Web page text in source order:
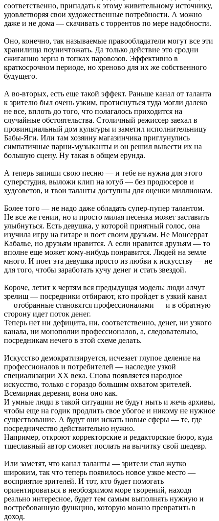
соответственно, припадать к этому живительному источнику,
удовлетворяя свои художественные потребности. А можно
даже и не дома — скачивать с торрентов по мере надобности.
Оно, конечно, так называемые правообладатели могут все эти
хранилища поуничтожать. Да только действие это сродни
сжиганию зерна в топках паровозов. Эффективно в
краткосрочном периоде, но хреново для их же собственного
будущего.
А во-вторых, есть еще такой эффект. Раньше канал от таланта
к зрителю был очень узким, протиснуться туда могли далеко
не все, вплоть до того, что полагалось приходится на
случайные обстоятельства. Столичный режиссер заехал в
провинциальный дом культуры и заметил исполнительницу
Бабы-Яги. Или там хозяину магазинчика приглунулись
симпатичные парни-музыканты и он решил вывести их на
большую сцену. Ну такая в общем ерунда.
А теперь запиши свою песню — и тебе не нужна для этого
суперстудия, выложи клип на ютуб — без продюсеров и
худсоветов, и твои таланты доступны для оценки миллионам.
Более того — не надо даже обладать супер-пупер талантом.
Не все же гении, но и просто милая песенка может заставить
улыбнуться. Есть девушка, у которой приятный голос, она
изучила игру на гитаре и поет своим друзьям. Не Монсеррат
Кабалье, но друзьям нравится. А если нравится друзьям — то
вполне еще может кому-нибудь понравится. Людей на земле
много. И поет эта девушка просто из любви к искусству — не
для того, чтобы заработать кучу денег и стать звездой.
Короче, летит к чертям вся предыдущая модель: люди алчут
зрелищ — посредники отбирают, кто пройдет в узкий канал
— отобранные становятся профессионалами — и в обратную
сторону идет поток денег.
Теперь нет ни дефицита, ни, соответственно, денег, ни узкого
канала, ни монополии профессионалов, а, следовательно,
посредникам нечего в этой схеме делать.
Искусство демократизируется, исчезает глупое деление на
профессионалов и потребителей — наследие узкой
специализации XX века. Снова появляется народное
искусство, только с гораздо большим охватом зрителей.
Всемирная деревня, вона оно как.
И умные люди в такой ситуации не будут ныть и жечь архивы,
чтобы еще на годик продлить свое убогое и никому не нужное
существование. А будут они искать новые сферы — те, где
посредничество действительно нужно.
Например, откроют корректорские и редакторские бюро, куда
тщеславный автор сможет послать на вычитку свой шедевр.
Или заметят, что канал таланты — зрители стал жутко
широким, так что теперь появилось новое узкое место —
восприятие зрителей. И тот, кто будет помогать
ориентироваться в необозримом море творений, находя
реально интересное, будет тем самым выполнять нужную и
востребованную функцию, которую можно превратить в
доход.